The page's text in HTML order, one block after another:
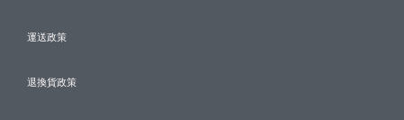
運送政策
退換貨政策